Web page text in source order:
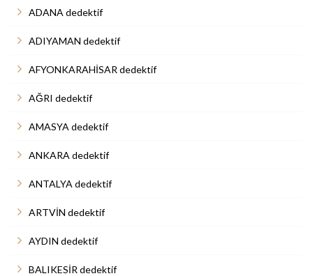
ADANA dedektif
ADIYAMAN dedektif
AFYONKARAHİSAR dedektif
AĞRI dedektif
AMASYA dedektif
ANKARA dedektif
ANTALYA dedektif
ARTVİN dedektif
AYDIN dedektif
BALIKESİR dedektif